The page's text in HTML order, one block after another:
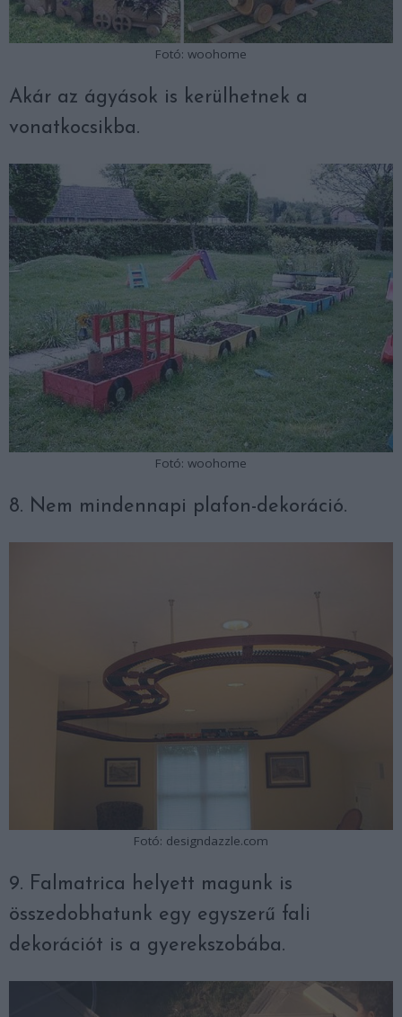
Fotó: woohome
Akár az ágyások is kerülhetnek a
vonatkocsikba.
Fotó: woohome
8. Nem mindennapi plafon-dekoráció.
Fotó: designdazzle.com
9. Falmatrica helyett magunk is
összedobhatunk egy egyszerű fali
dekorációt is a gyerekszobába.